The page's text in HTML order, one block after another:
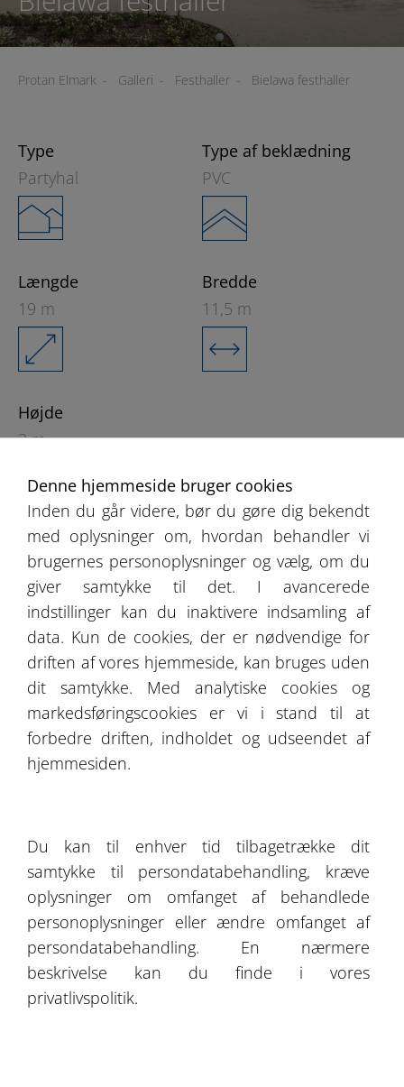
Protan Elmark - Galleri - Festhaller - Bielawa festhaller
Type
Partyhal
Type af beklædning
PVC
Længde
19 m
Bredde
11,5 m
Højde
3 m
Produktkatalog
Udsagn fra vores kunder
Tilbud
Galleri
Om os
Kontakt
SEND FORESPØRGSEL
Denne hjemmeside bruger cookies
Inden du går videre, bør du gøre dig bekendt
med oplysninger om, hvordan behandler vi
brugernes personoplysninger og vælg, om du
giver samtykke til det. I avancerede
indstillinger kan du inaktivere indsamling af
data. Kun de cookies, der er nødvendige for
driften af vores hjemmeside, kan bruges uden
dit samtykke. Med analytiske cookies og
markedsføringscookies er vi i stand til at
forbedre driften, indholdet og udseendet af
hjemmesiden.
Du kan til enhver tid tilbagetrække dit
samtykke til persondatabehandling, kræve
oplysninger om omfanget af behandlede
personoplysninger eller ændre omfanget af
persondatabehandling. En nærmere
beskrivelse kan du finde i vores
privatlivspolitik.